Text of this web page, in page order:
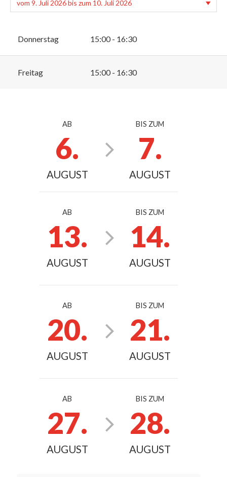
Donnerstag 15:00 - 16:30
Freitag 15:00 - 16:30
AB
6.
AUGUST
BIS ZUM
7.
AUGUST
AB
13.
AUGUST
BIS ZUM
14.
AUGUST
AB
20.
AUGUST
BIS ZUM
21.
AUGUST
AB
27.
AUGUST
BIS ZUM
28.
AUGUST